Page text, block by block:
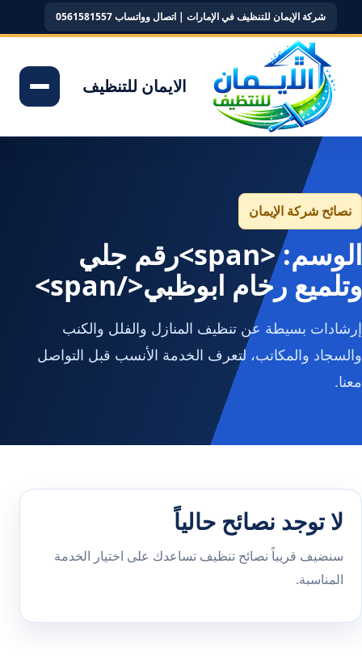
شركة الإيمان للتنظيف في الإمارات | اتصال وواتساب 0561581557
الايمان للتنظيف
نصائح شركة الإيمان
الوسم: <span>رقم جلي
وتلميع رخام ابوظبي</span>
إرشادات بسيطة عن تنظيف المنازل والفلل والكنب
والسجاد والمكاتب، لتعرف الخدمة الأنسب قبل التواصل
معنا.
لا توجد نصائح حالياً
سنضيف قريباً نصائح تنظيف تساعدك على اختيار الخدمة
المناسبة.